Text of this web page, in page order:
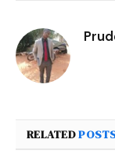
RELATED